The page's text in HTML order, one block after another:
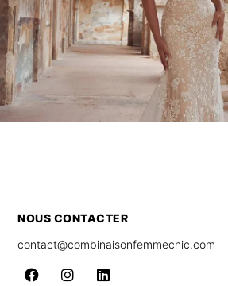
NOUS CONTACTER
contact@combinaisonfemmechic.com